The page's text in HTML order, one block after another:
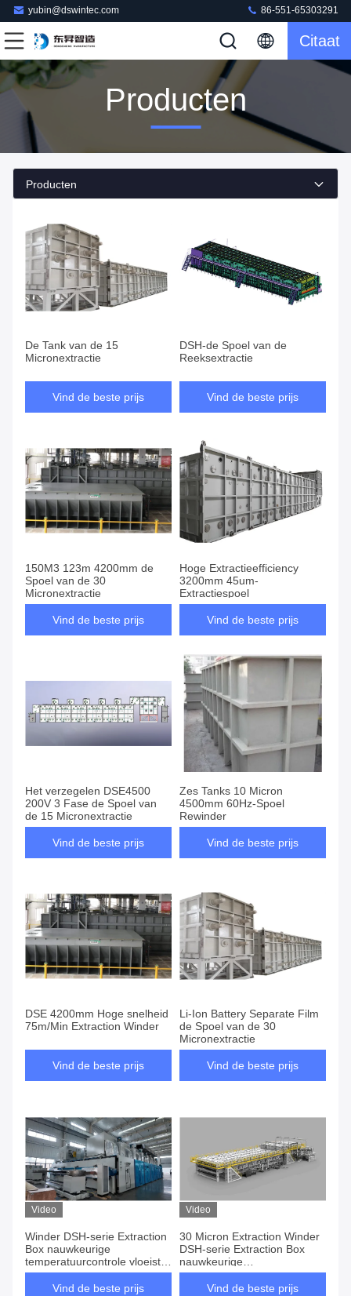
yubin@dswintec.com 86-551-65303291
Citaat
Producten
Producten
De Tank van de 15
Micronextractie
Vind de beste prijs
DSH-de Spoel van de
Reeksextractie
Vind de beste prijs
150M3 123m 4200mm de
Spoel van de 30
Micronextractie
Vind de beste prijs
Hoge Extractieefficiency
3200mm 45um-
Extractiespoel
Vind de beste prijs
Het verzegelen DSE4500
200V 3 Fase de Spoel van
de 15 Micronextractie
Vind de beste prijs
Zes Tanks 10 Micron
4500mm 60Hz-Spoel
Rewinder
Vind de beste prijs
DSE 4200mm Hoge snelheid
75m/Min Extraction Winder
Vind de beste prijs
Li-Ion Battery Separate Film
de Spoel van de 30
Micronextractie
Vind de beste prijs
Video
Winder DSH-serie Extraction
Box nauwkeurige
temperatuurcontrole vloeistof
supplement
Vind de beste prijs
Video
30 Micron Extraction Winder
DSH-serie Extraction Box
nauwkeurige
temperatuurregeling
Vind de beste prijs